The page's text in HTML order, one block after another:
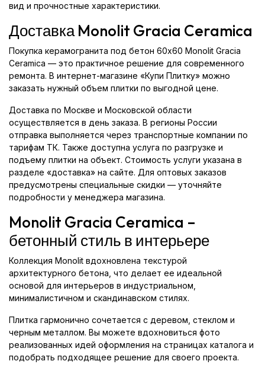
вид и прочностные характеристики.
Доставка Monolit Gracia Ceramica
Покупка керамогранита под бетон 60x60 Monolit Gracia
Ceramica — это практичное решение для современного
ремонта. В интернет-магазине «Купи Плитку» можно
заказать нужный объем плитки по выгодной цене.
Доставка по Москве и Московской области
осуществляется в день заказа. В регионы России
отправка выполняется через транспортные компании по
тарифам ТК. Также доступна услуга по разгрузке и
подъему плитки на объект. Стоимость услуги указана в
разделе «доставка» на сайте. Для оптовых заказов
предусмотрены специальные скидки — уточняйте
подробности у менеджера магазина.
Monolit Gracia Ceramica –
бетонный стиль в интерьере
Коллекция Monolit вдохновлена текстурой
архитектурного бетона, что делает ее идеальной
основой для интерьеров в индустриальном,
минималистичном и скандинавском стилях.
Плитка гармонично сочетается с деревом, стеклом и
черным металлом. Вы можете вдохновиться фото
реализованных идей оформления на страницах каталога и
подобрать подходящее решение для своего проекта.